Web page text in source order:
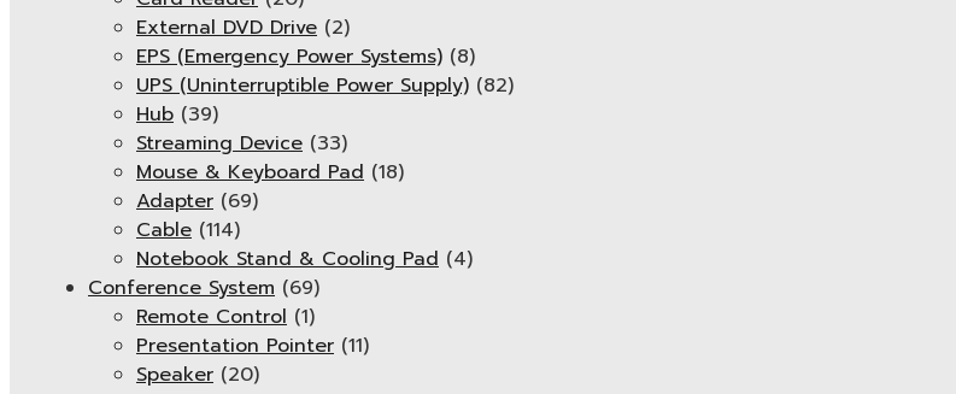
External DVD Drive (2)
EPS (Emergency Power Systems) (8)
UPS (Uninterruptible Power Supply) (82)
Hub (39)
Streaming Device (33)
Mouse & Keyboard Pad (18)
Adapter (69)
Cable (114)
Notebook Stand & Cooling Pad (4)
Conference System (69)
Remote Control (1)
Presentation Pointer (11)
Speaker (20)